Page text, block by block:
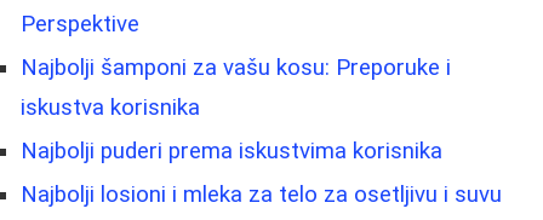
Perspektive
Najbolji šamponi za vašu kosu: Preporuke i
iskustva korisnika
Najbolji puderi prema iskustvima korisnika
Najbolji losioni i mleka za telo za osetljivu i suvu